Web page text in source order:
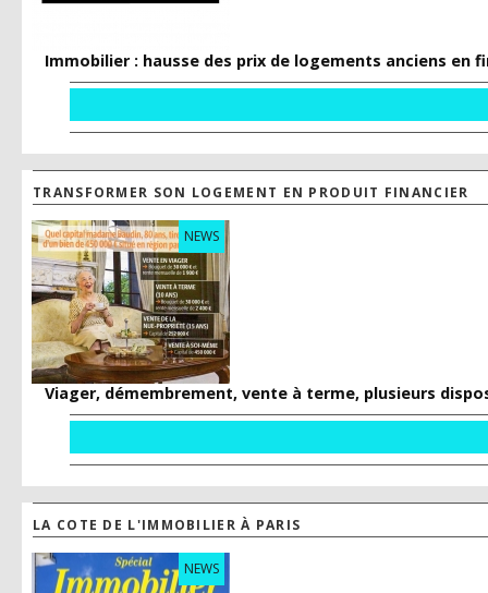
Immobilier : hausse des prix de logements anciens en
TRANSFORMER SON LOGEMENT EN PRODUIT FINANCIER
NEWS
Viager, démembrement, vente à terme, plusieurs
LA COTE DE L'IMMOBILIER À PARIS
NEWS